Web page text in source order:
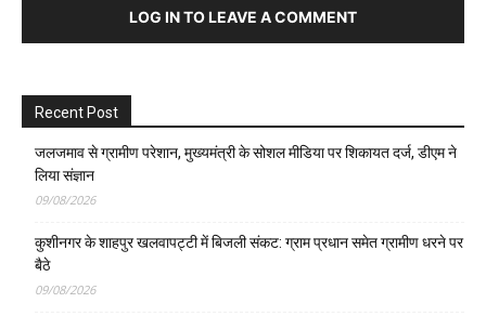
LOG IN TO LEAVE A COMMENT
Recent Post
जलजमाव से ग्रामीण परेशान, मुख्यमंत्री के सोशल मीडिया पर शिकायत दर्ज, डीएम ने
लिया संज्ञान
09/08/2026
कुशीनगर के शाहपुर खलवापट्टी में बिजली संकट: ग्राम प्रधान समेत ग्रामीण धरने पर
बैठे
09/08/2026